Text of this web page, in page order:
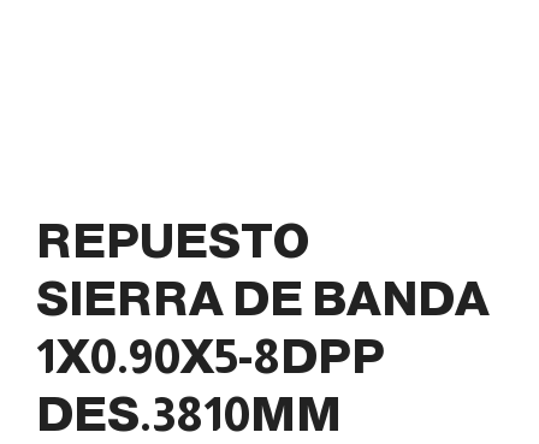
REPUESTO
SIERRA DE BANDA
1X0.90X5-8DPP
DES.3810MM